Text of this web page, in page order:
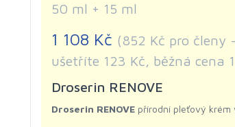
50 ml + 15 ml
1 108 Kč (852 Kč pro členy -
ušetříte 123 Kč, běžná cena
Droserin RENOVE
Droserin RENOVE přírodní pleťový krém